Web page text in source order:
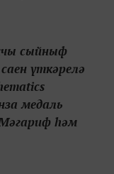
сыйныф
үткәрелә
медаль
һәм